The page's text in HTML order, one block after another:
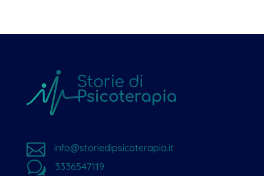
 info@storiedipsicoterapia.it
w 3336547119